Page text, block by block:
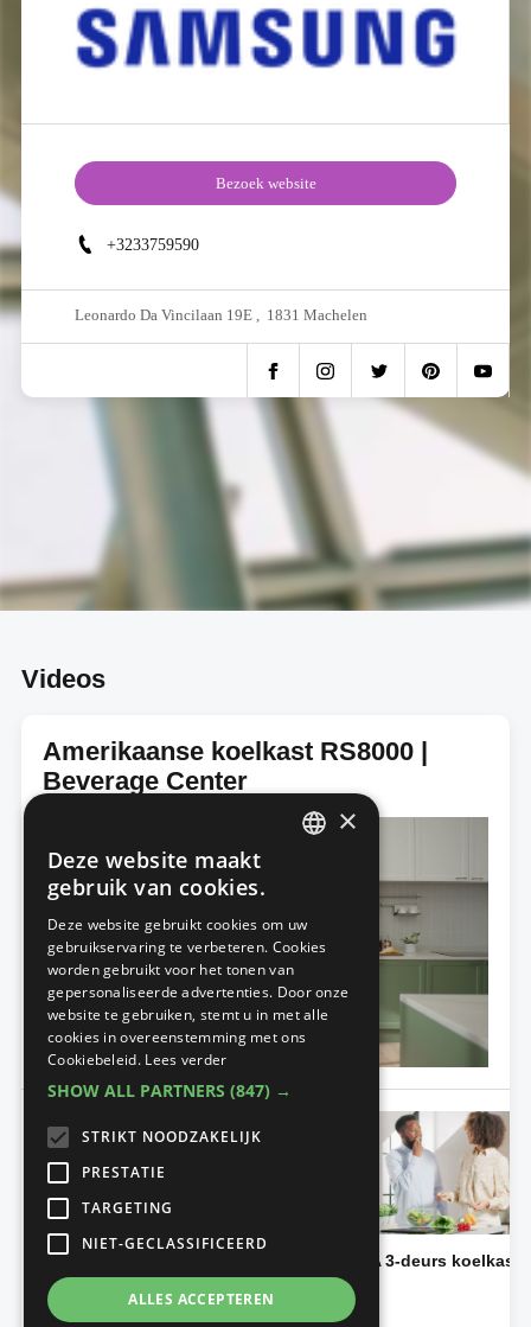
Bezoek website
+3233759590
Leonardo Da Vincilaan 19E , 1831 Machelen
Videos
Amerikaanse koelkast RS8000 |
Beverage Center
Amerikaanse koelkast
RS8000 | Beverage Center
De keuken
RF5000A 3-deurs koelkast
De keuken
×
Deze website maakt
gebruik van cookies.
Deze website gebruikt cookies om uw
gebruikservaring te verbeteren. Cookies
worden gebruikt voor het tonen van
gepersonaliseerde advertenties. Door onze
website te gebruiken, stemt u in met alle
cookies in overeenstemming met ons
Cookiebeleid. Lees verder
SHOW ALL PARTNERS (847) →
STRIKT NOODZAKELIJK
PRESTATIE
TARGETING
NIET-GECLASSIFICEERD
ALLES ACCEPTEREN